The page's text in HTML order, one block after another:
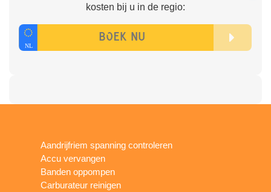
kosten bij u in de regio:
Aandrijfriem spanning controleren
Accu vervangen
Banden oppompen
Carburateur reinigen